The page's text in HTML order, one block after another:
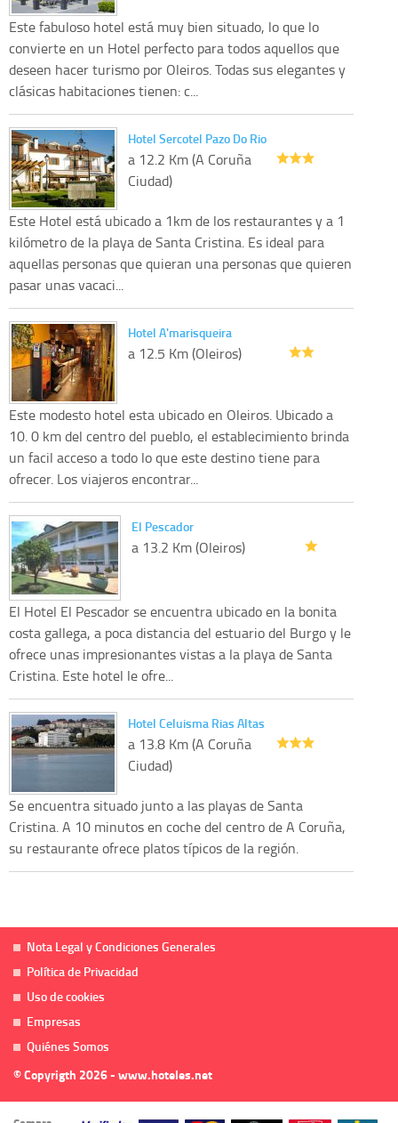
Este fabuloso hotel está muy bien situado, lo que lo
convierte en un Hotel perfecto para todos aquellos que
deseen hacer turismo por Oleiros. Todas sus elegantes y
clásicas habitaciones tienen: c...
Hotel Sercotel Pazo Do Rio
a 12.2 Km (A Coruña
Ciudad)
Este Hotel está ubicado a 1km de los restaurantes y a 1
kilómetro de la playa de Santa Cristina. Es ideal para
aquellas personas que quieran una personas que quieren
pasar unas vacaci...
Hotel A'marisqueira
a 12.5 Km (Oleiros)
Este modesto hotel esta ubicado en Oleiros. Ubicado a
10. 0 km del centro del pueblo, el establecimiento brinda
un facil acceso a todo lo que este destino tiene para
ofrecer. Los viajeros encontrar...
El Pescador
a 13.2 Km (Oleiros)
El Hotel El Pescador se encuentra ubicado en la bonita
costa gallega, a poca distancia del estuario del Burgo y le
ofrece unas impresionantes vistas a la playa de Santa
Cristina. Este hotel le ofre...
Hotel Celuisma Rias Altas
a 13.8 Km (A Coruña
Ciudad)
Se encuentra situado junto a las playas de Santa
Cristina. A 10 minutos en coche del centro de A Coruña,
su restaurante ofrece platos típicos de la región.
Nota Legal y Condiciones Generales
Política de Privacidad
Uso de cookies
Empresas
Quiénes Somos
© Copyrigth 2026 - www.hoteles.net